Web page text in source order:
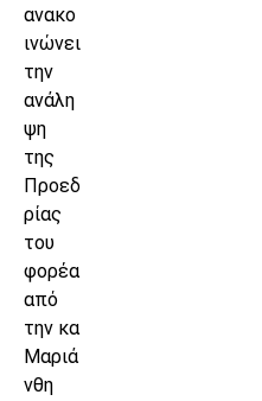
ανακο
ινώνει
την
ανάλη
ψη
της
Προεδ
ρίας
του
φορέα
από
την κα
Μαριά
νθη